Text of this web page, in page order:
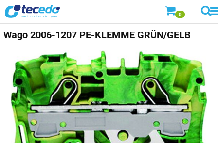
0
Wago 2006-1207 PE-KLEMME GRÜN/GELB